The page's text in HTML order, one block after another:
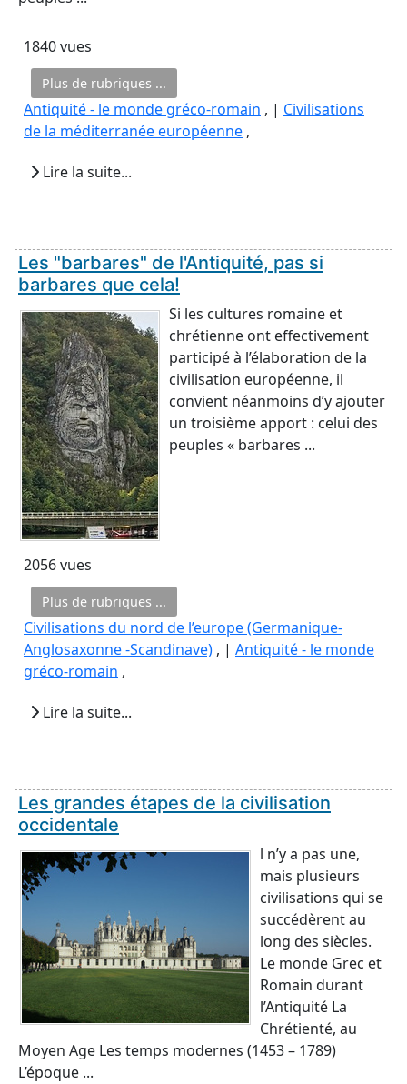
1840 vues
Plus de rubriques ...
Antiquité - le monde gréco-romain , | Civilisations
de la méditerranée européenne ,
Lire la suite...
Les "barbares" de l'Antiquité, pas si
barbares que cela!
Si les cultures romaine et
chrétienne ont effectivement
participé à l’élaboration de la
civilisation européenne, il
convient néanmoins d’y ajouter
un troisième apport : celui des
peuples « barbares ...
2056 vues
Plus de rubriques ...
Civilisations du nord de l’europe (Germanique-
Anglosaxonne -Scandinave) , | Antiquité - le monde
gréco-romain ,
Lire la suite...
Les grandes étapes de la civilisation
occidentale
l n’y a pas une,
mais plusieurs
civilisations qui se
succédèrent au
long des siècles.
Le monde Grec et
Romain durant
l’Antiquité La
Chrétienté, au
Moyen Age Les temps modernes (1453 – 1789)
L’époque ...